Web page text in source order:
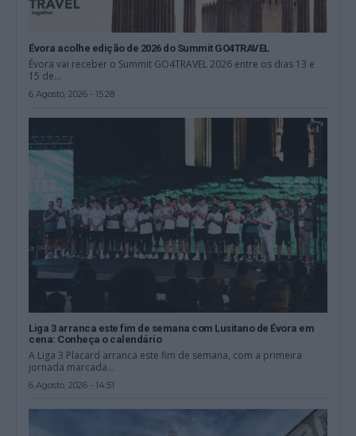
Évora acolhe edição de 2026 do Summit GO4TRAVEL
Évora vai receber o Summit GO4TRAVEL 2026 entre os dias 13 e
15 de...
6 Agosto, 2026 - 15:28
Liga 3 arranca este fim de semana com Lusitano de Évora em
cena: Conheça o calendário
A Liga 3 Placard arranca este fim de semana, com a primeira
jornada marcada...
6 Agosto, 2026 - 14:51